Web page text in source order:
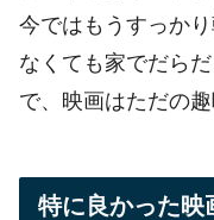
今ではもうすっか
なくても家でだら
で、映画はただの趣
特に良かった映